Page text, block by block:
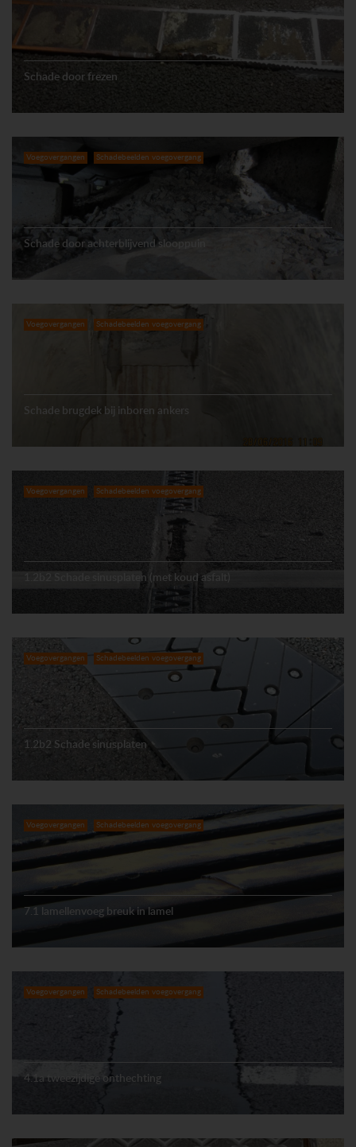
Schade door frezen
Voegovergangen Schadebeelden voegovergang
Schade door achterblijvend slooppuin
Voegovergangen Schadebeelden voegovergang
Schade brugdek bij inboren ankers
Voegovergangen Schadebeelden voegovergang
1.2b2 Schade sinusplaten (met koud asfalt)
Voegovergangen Schadebeelden voegovergang
1.2b2 Schade sinusplaten
Voegovergangen Schadebeelden voegovergang
7.1 lamellenvoeg breuk in lamel
Voegovergangen Schadebeelden voegovergang
4.1a tweezijdige onthechting